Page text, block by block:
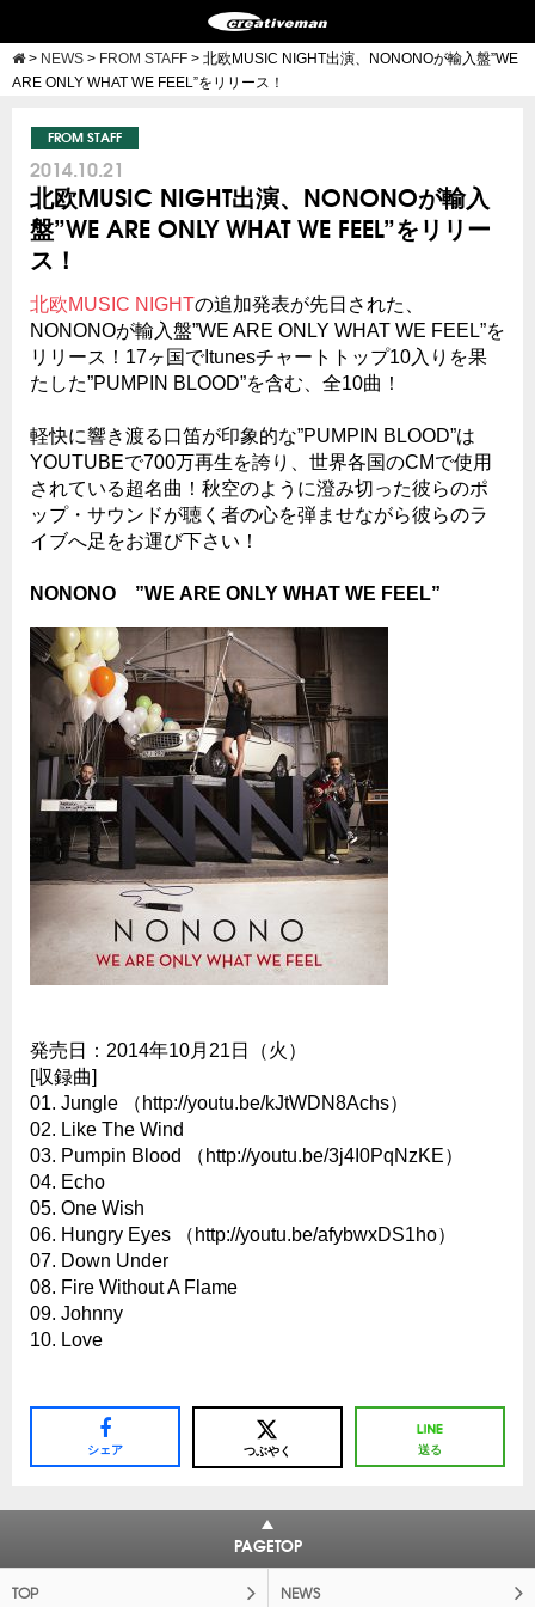
> NEWS > FROM STAFF > 北欧MUSIC NIGHT出演、NONONOが輸入盤”WE
ARE ONLY WHAT WE FEEL”をリリース！
FROM STAFF
2014.10.21
北欧MUSIC NIGHT出演、NONONOが輸入
盤”WE ARE ONLY WHAT WE FEEL”をリリー
ス！
北欧MUSIC NIGHTの追加発表が先日された、
NONONOが輸入盤”WE ARE ONLY WHAT WE FEEL”を
リリース！17ヶ国でItunesチャートトップ10入りを果
たした”PUMPIN BLOOD”を含む、全10曲！
軽快に響き渡る口笛が印象的な”PUMPIN BLOOD”は
YOUTUBEで700万再生を誇り、世界各国のCMで使用
されている超名曲！秋空のように澄み切った彼らのポ
ップ・サウンドが聴く者の心を弾ませながら彼らのラ
イブへ足をお運び下さい！
NONONO ”WE ARE ONLY WHAT WE FEEL”
発売日：2014年10月21日（火）
[収録曲]
01. Jungle （http://youtu.be/kJtWDN8Achs）
02. Like The Wind
03. Pumpin Blood （http://youtu.be/3j4I0PqNzKE）
04. Echo
05. One Wish
06. Hungry Eyes （http://youtu.be/afybwxDS1ho）
07. Down Under
08. Fire Without A Flame
09. Johnny
10. Love
シェア つぶやく 送る
PAGETOP
TOP NEWS